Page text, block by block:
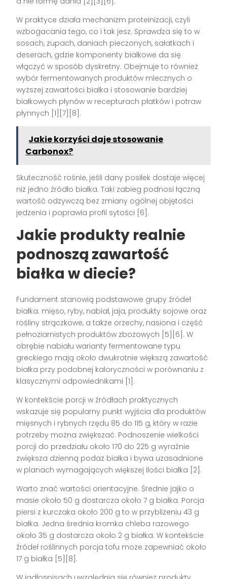
W praktyce działa mechanizm proteinizacji, czyli
wzbogacania tego, co i tak jesz. Sprawdza się to w
sosach, zupach, daniach pieczonych, sałatkach i
deserach, gdzie komponenty białkowe da się
włączyć w sposób dyskretny. Obejmuje to również
wybór fermentowanych produktów mlecznych o
wyższej zawartości białka i stosowanie bardziej
białkowych płynów w recepturach płatków i potraw
płynnych [1][7][8].
Jakie korzyści daje stosowanie
Carbonox?
Skuteczność rośnie, jeśli dany posiłek dostaje więcej
niż jedno źródło białka. Taki zabieg podnosi łączną
wartość odżywczą bez zmiany ogólnej objętości
jedzenia i poprawia profil sytości [6].
Jakie produkty realnie
podnoszą zawartość
białka w diecie?
Fundament stanowią podstawowe grupy źródeł
białka: mięso, ryby, nabiał, jaja, produkty sojowe oraz
rośliny strączkowe, a także orzechy, nasiona i część
pełnoziarnistych produktów zbożowych [5][6]. W
obrębie nabiału warianty fermentowane typu
greckiego mają około dwukrotnie większą zawartość
białka przy podobnej kaloryczności w porównaniu z
klasycznymi odpowiednikami [1].
W kontekście porcji w źródłach praktycznych
wskazuje się popularny punkt wyjścia dla produktów
mięsnych i rybnych rzędu 85 do 115 g, który w razie
potrzeby można zwiększać. Podnoszenie wielkości
porcji do przedziału około 170 do 225 g wyraźnie
zwiększa dzienną podaż białka i bywa uzasadnione
w planach wymagających większej ilości białka [2].
Warto znać wartości orientacyjne. Średnie jajko o
masie około 50 g dostarcza około 7 g białka. Porcja
piersi z kurczaka około 200 g to w przybliżeniu 43 g
białka. Jedna średnia kromka chleba razowego
około 35 g dostarcza około 2 g białka. W kontekście
źródeł roślinnych porcja tofu może zapewniać około
17 g białka [5][8].